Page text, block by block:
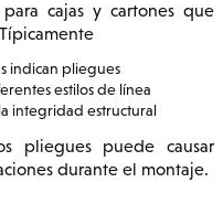
cajas y cartones que
indican pliegues
estilos de línea
integridad estructural
pliegues puede causar
durante el montaje.